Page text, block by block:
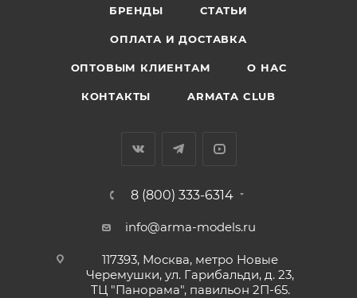
БРЕНДЫ СТАТЬИ
ОПЛАТА И ДОСТАВКА
ОПТОВЫМ КЛИЕНТАМ О НАС
КОНТАКТЫ ARMATA CLUB
8 (800) 333-6314
info@arma-models.ru
117393, Москва, метро Новые
Черемушки, ул. Гарибальди, д. 23,
ТЦ "Панорама", павильон 2П-65.